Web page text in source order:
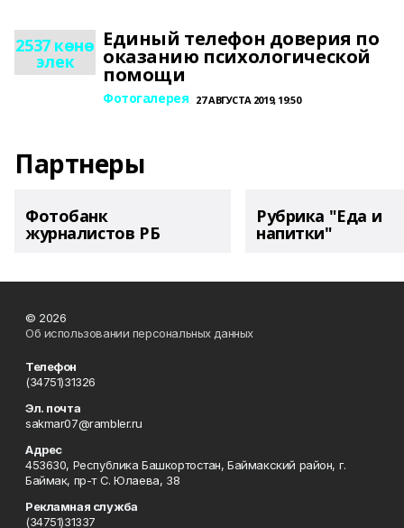
2537 көнө
элек
Единый телефон доверия по
оказанию психологической
помощи
Фотогалерея 27 АВГУСТА 2019, 19:50
Партнеры
Фотобанк
журналистов РБ
Рубрика "Еда и
напитки"
© 2026
Об использовании персональных данных
Телефон
(34751)31326
Эл. почта
sakmar07@rambler.ru
Адрес
453630, Республика Башкортостан, Баймакский район, г.
Баймак, пр-т С. Юлаева, 38
Рекламная служба
(34751)31337